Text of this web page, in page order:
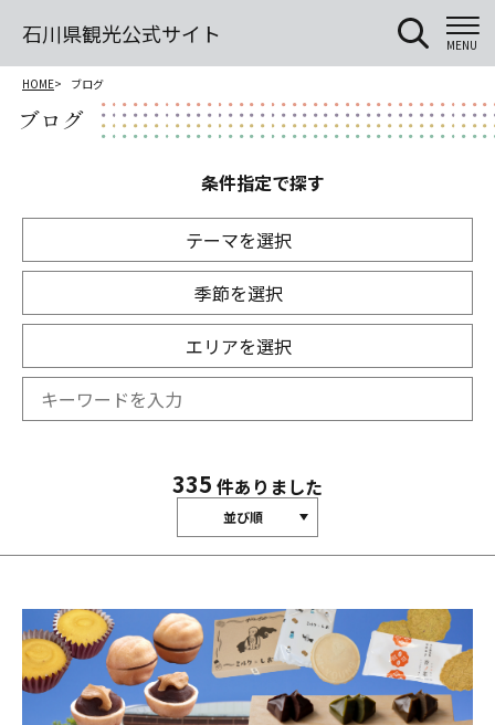
石川県観光公式サイト MENU
HOME ブログ
ブログ
条件指定で探す
テーマを選択
季節を選択
エリアを選択
335 件ありました
並び順